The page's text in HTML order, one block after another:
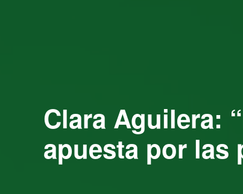
Clara Aguilera:
apuesta por las